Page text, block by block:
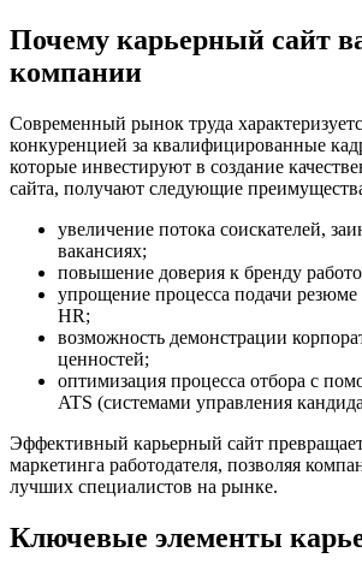
Почему карьерный сайт
компании
Современный рынок труда
конкуренцией за квалифицированные
которые инвестируют в создание
сайта, получают следующие
увеличение потока соискателей,
вакансиях;
повышение доверия к бренду
упрощение процесса подачи резюме
HR;
возможность демонстрации
ценностей;
оптимизация процесса отбора с
ATS (системами управления
Эффективный карьерный сайт
маркетинга работодателя, позволяя
лучших специалистов на рынке.
Ключевые элементы